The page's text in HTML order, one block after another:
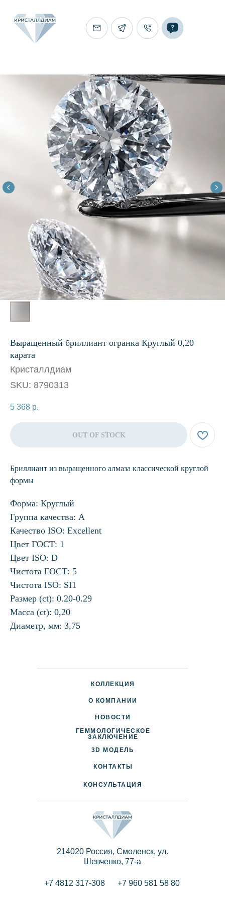
Выращенный бриллиант огранка Круглый 0,20
карата
Кристаллдиам
SKU: 8790313
5 368 р.
OUT OF STOCK
Бриллиант из выращенного алмаза классической круглой
формы
Форма: Круглый
Группа качества: А
Качество ISO: Excellent
Цвет ГОСТ: 1
Цвет ISO: D
Чистота ГОСТ: 5
Чистота ISO: SI1
Размер (ct): 0.20-0.29
Масса (ct): 0,20
Диаметр, мм: 3,75
214020 Россия, Смоленск, ул.
Шевченко, 77-a
+7 4812 317-308 +7 960 581 58 80
КОНТАКТЫ
КОЛЛЕКЦИЯ
НОВОСТИ
О КОМПАНИИ
ДОСТАВКА И ОПЛАТА
ПАРТНЕРАМ
3D МОДЕЛЬ
КОНСУЛЬТАЦИЯ
ГЕММОЛОГИЧЕСКОЕ
ЗАКЛЮЧЕНИЕ